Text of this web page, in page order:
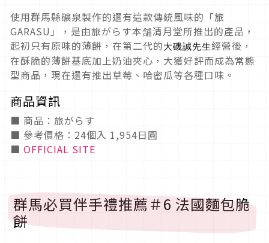
使用群馬縣礦泉製作的還有這款傳統風味的「旅
GARASU」，是由旅がらす本舗清月堂所推出的產品，
起初只有原味的薄餅，在第二代的大磯誠先生經營後，
在酥脆的薄餅基底加上奶油夾心，大獲好評而成為常態
型商品，現在還有推出草莓、哈密瓜等各種口味。
商品資訊
■ 商品：旅がらす
■ 參考價格：24個入 1,954日圓
■ OFFICIAL SITE
群馬必買伴手禮推薦＃6 法國麵包脆
餅